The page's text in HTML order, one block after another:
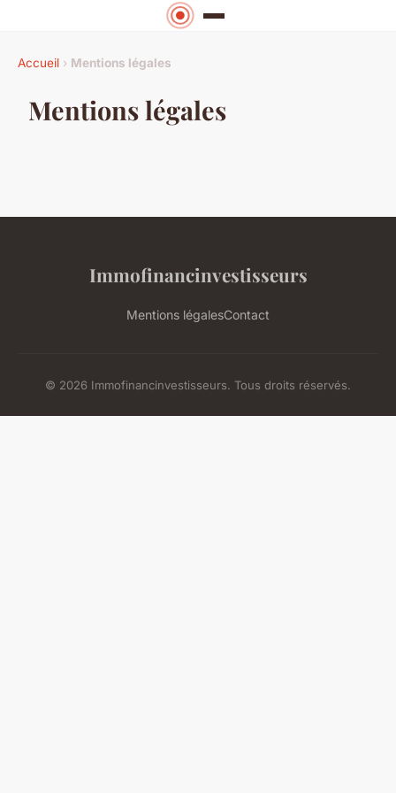
Accueil › Mentions légales
Mentions légales
Immofinancinvestisseurs
Mentions légalesContact
© 2026 Immofinancinvestisseurs. Tous droits réservés.